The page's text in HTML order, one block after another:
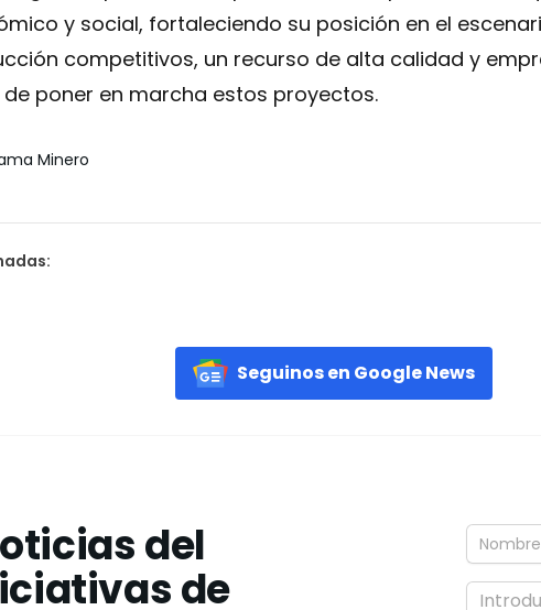
y social, fortaleciendo su posición en el
competitivos, un recurso de alta calidad y
poner en marcha estos proyectos.
Minero
:
Seguinos en Google News
del
de